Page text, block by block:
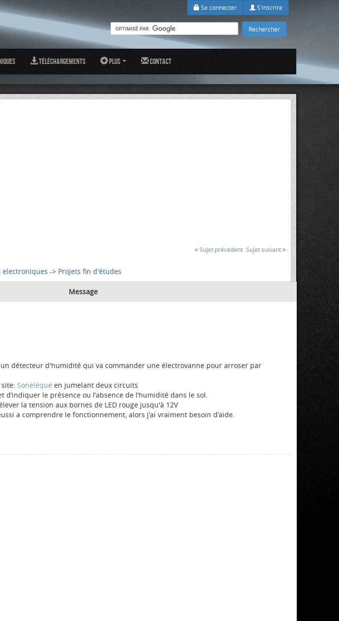
Se connecter S'inscrire
Téléchargements Plus Contact
< Sujet précédent Sujet suivant >
electroniques -> Projets fin d'études
Message
un détecteur d'humidité qui va commander une électrovanne pour arroser par
Soneleque en jumelant deux circuits
le présence ou l’absence de l’humidité dans le sol.
la tension aux bornes de LED rouge jusqu'à 12V
a comprendre le fonctionnement, alors j’ai vraiment besoin d’aide.